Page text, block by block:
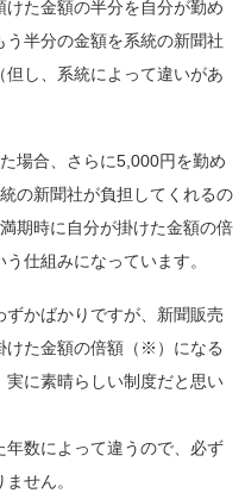
た金額の半分を自分が勤め
半分の金額を系統の新聞社
し、系統によって違いがあ
場合、さらに5,000円を勤め
の新聞社が負担してくれるの
期時に自分が掛けた金額の倍
仕組みになっています。
かばかりですが、新聞販売
けた金額の倍額（※）になる
に素晴らしい制度だと思い
年数によって違うので、必ず
せん。